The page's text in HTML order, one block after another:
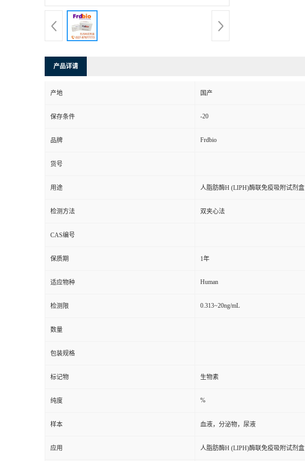
产品详请
产地 国产
保存条件 -20
品牌 Frdbio
货号
用途 人脂肪酶H (LIPH)酶联免疫吸附试剂盒
检测方法 双夹心法
CAS编号
保质期 1年
适应物种 Human
检测限 0.313~20ng/mL
数量
包装规格
标记物 生物素
纯度 %
样本 血液，分泌物，尿液
应用 人脂肪酶H (LIPH)酶联免疫吸附试剂盒